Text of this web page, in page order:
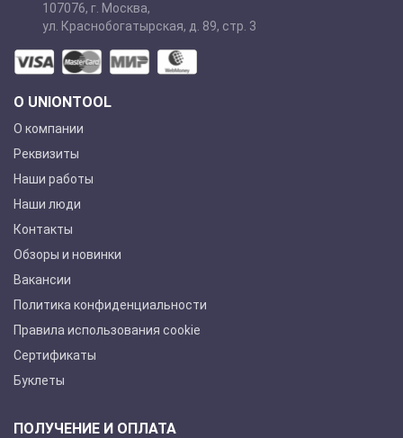
107076, г. Москва,
ул. Краснобогатырская, д. 89, стр. 3
О UNIONTOOL
О компании
Реквизиты
Наши работы
Наши люди
Контакты
Обзоры и новинки
Вакансии
Политика конфиденциальности
Правила использования cookie
Сертификаты
Буклеты
ПОЛУЧЕНИЕ И ОПЛАТА